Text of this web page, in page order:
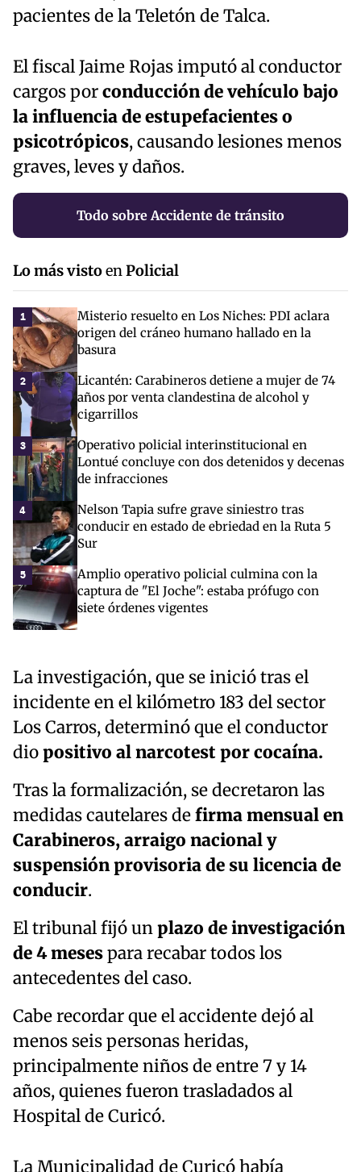
pacientes de la Teletón de Talca.
El fiscal Jaime Rojas imputó al conductor
cargos porconducción de vehículo bajo
la influencia de estupefacientes o
psicotrópicos, causando lesiones menos
graves, leves y daños.
Todo sobre Accidente de tránsito
Lo más vistoen Policial
1
Misterio resuelto en Los Niches: PDI aclara
origen del cráneo humano hallado en la
basura
2
Licantén: Carabineros detiene a mujer de 74
años por venta clandestina de alcohol y
cigarrillos
3
Operativo policial interinstitucional en
Lontué concluye con dos detenidos y decenas
de infracciones
4
Nelson Tapia sufre grave siniestro tras
conducir en estado de ebriedad en la Ruta 5
Sur
5
Amplio operativo policial culmina con la
captura de "El Joche": estaba prófugo con
siete órdenes vigentes
La investigación, que se inició tras el
incidente en el kilómetro 183 del sector
Los Carros, determinó que el conductor
diopositivo al narcotest por cocaína.
Tras la formalización, se decretaron las
medidas cautelares defirma mensual en
Carabineros, arraigo nacional y
suspensión provisoria de su licencia de
conducir.
El tribunal fijó unplazo de investigación
de 4 mesespara recabar todos los
antecedentes del caso.
Cabe recordar que el accidente dejó al
menos seis personas heridas,
principalmente niños de entre 7 y 14
años, quienes fueron trasladados al
Hospital de Curicó.
La Municipalidad de Curicó había